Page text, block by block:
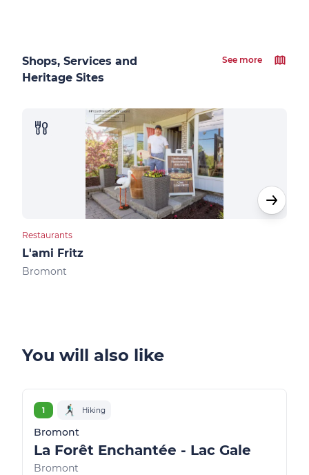
Shops, Services and
Heritage Sites
See more
Restaurants
L'ami Fritz
Bromont
You will also like
1 Hiking
Bromont
La Forêt Enchantée - Lac Gale
Bromont